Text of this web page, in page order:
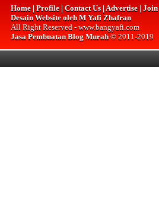
Home | Profile | Contact Us | Advertise | Join
Desain Website oleh M Yafi Zhafran
All Right Reserved - www.bangyafi.com
Jasa Pembuatan Blog Murah © 2011-2019